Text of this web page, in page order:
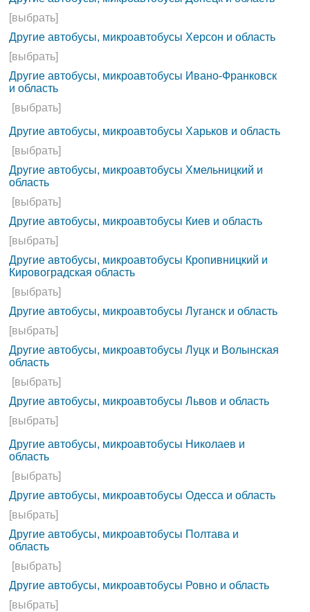
[выбрать]
Другие автобусы, микроавтобусы Херсон и область
[выбрать]
Другие автобусы, микроавтобусы Ивано-Франковск
и область
[выбрать]
Другие автобусы, микроавтобусы Харьков и область
[выбрать]
Другие автобусы, микроавтобусы Хмельницкий и
область
[выбрать]
Другие автобусы, микроавтобусы Киев и область
[выбрать]
Другие автобусы, микроавтобусы Кропивницкий и
Кировоградская область
[выбрать]
Другие автобусы, микроавтобусы Луганск и область
[выбрать]
Другие автобусы, микроавтобусы Луцк и Волынская
область
[выбрать]
Другие автобусы, микроавтобусы Львов и область
[выбрать]
Другие автобусы, микроавтобусы Николаев и
область
[выбрать]
Другие автобусы, микроавтобусы Одесса и область
[выбрать]
Другие автобусы, микроавтобусы Полтава и
область
[выбрать]
Другие автобусы, микроавтобусы Ровно и область
[выбрать]